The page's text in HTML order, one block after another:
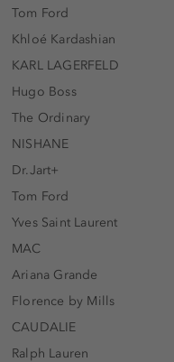
Tom Ford
Khloé Kardashian
KARL LAGERFELD
Hugo Boss
The Ordinary
NISHANE
Dr.Jart+
Tom Ford
Yves Saint Laurent
MAC
Ariana Grande
Florence by Mills
CAUDALIE
Ralph Lauren